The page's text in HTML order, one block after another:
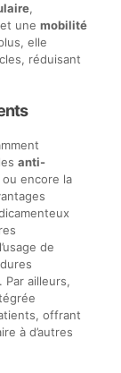
,
et une mobilité
elle
réduisant
anti-
ou encore la
de
Par ailleurs,
offrant
à d’autres